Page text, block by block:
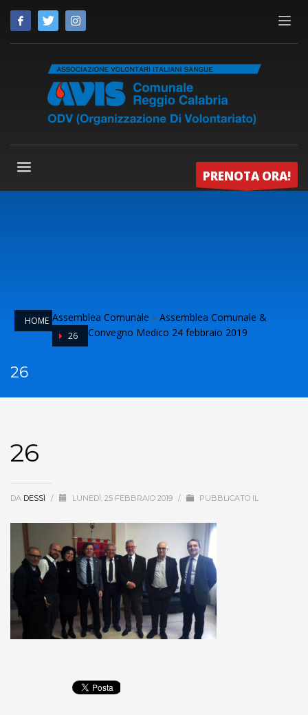
PRENOTA ORA!
HOME Assemblea Comunale » Assemblea Comunale &
Convegno Medico 24 febbraio 2019
26
26
26
DA DESSÌ / LUNEDÌ, 25 FEBBRAIO 2019 / PUBBLICATO IL